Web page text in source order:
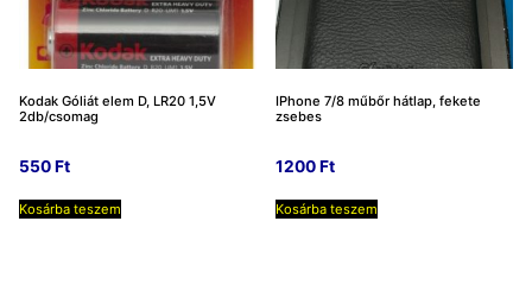
Kodak Góliát elem D, LR20 1,5V
2db/csomag
550Ft
Kosárba teszem
IPhone 7/8 műbőr hátlap, fekete
zsebes
1200Ft
Kosárba teszem